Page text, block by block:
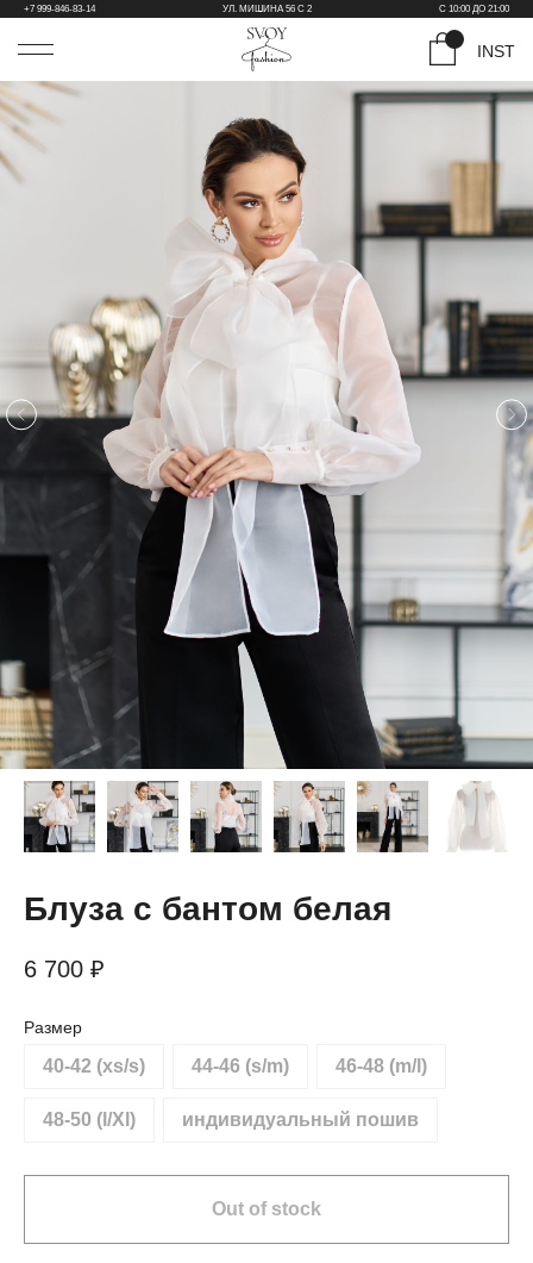
INST
УЛ. МИШИНА 56 С 2
+7 999-846-83-14 С 10:00 ДО 21:00
Блуза с бантом белая
6 700 ₽
Размер
40-42 (xs/s) 44-46 (s/m) 46-48 (m/l)
48-50 (l/Xl) индивидуальный пошив
Out of stock